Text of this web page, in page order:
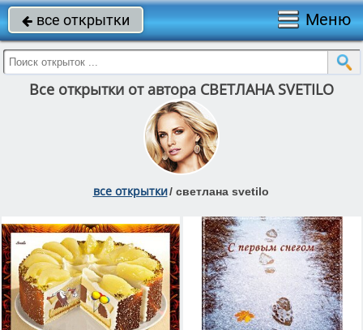
 все открытки Меню
Все открытки от автора СВЕТЛАНА SVETILO
все открытки/ светлана svetilo